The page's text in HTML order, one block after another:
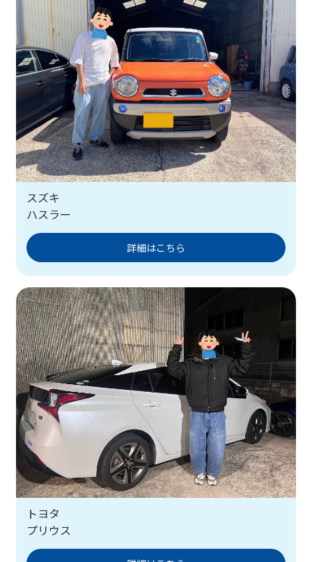
スズキ
ハスラー
詳細はこちら
トヨタ
プリウス